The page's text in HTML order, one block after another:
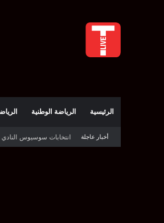
الرئيسية الرياضة الوطنية
أخبار عاجلة
قرعة دوري أبطال إفريقيا: